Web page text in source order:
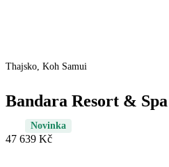
Thajsko, Koh Samui
Bandara Resort & Spa
Novinka
47 639 Kč